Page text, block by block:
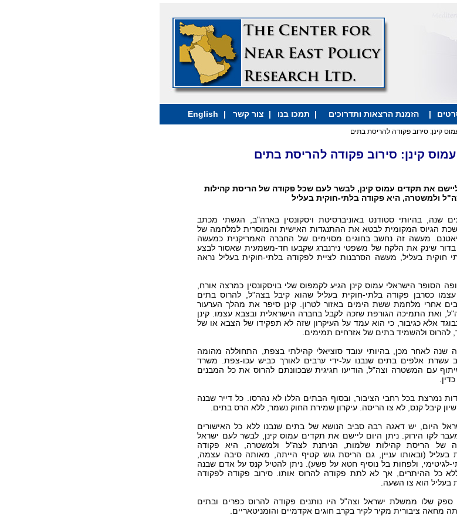
| הזמנת הרצאות ותדרוכים | תמכו בנו | צור קשר |
English
קינן: סירוב פקודה להריסת בתים
קינן: סירוב פקודה להריסת בתים
ליישם את תקדים עמוס קינן, לבשר לעם שכל פקודה של הריסת קהילות
ולמשטרה, היא פקודה בלתי-חוקית בעליל
שנה, בהיותי סטודנט באוניברסיטת ויסקונסין בארה"ב, הגשתי מכתב
הגיוס המקומית לבטא את ההתנגדות האישית והמוסרית למלחמה של
מעשה זה נחשב בחוגים מסוימים של החברה האמריקנית כמעשה
בדור שינק את הלקח של משפטי נירנברג שקבעו חד-משמעית שאסור לבצע
חוקית בעליל, מעשה הסרבנות לציית לפקודה בלתי-חוקית בעליל נראה
הסופר הישראלי עמוס קינן הגיע לקמפוס שלי בויסקונסין כמרצה אורח,
כסרבן פקודה בלתי-חוקית בעליל שהוא קיבל בצה"ל, להרוס בתים
אחרי מלחמת ששת הימים באזור לטרון. קינן סיפר את מהלך הערעור
ואת התמיכה הגורפת שזכה לקבל בחברה הישראלית ובצבא עצמו. קינן
אלא כגיבור, כי הוא עמד על העיקרון שזה לא תפקידו של הצבא או של
להרוס ולהשמיד בתים של אזרחים תמימים.
שנה לאחר מכן, בהיותי עובד סוציאלי קהילתי בצפת, התחוללה מהומה
עשרת אלפים בתים שנבנו על-ידי ערבים לאורך כביש עכו-צפת. משרד
עם המשטרה וצה"ל, הודיעו חגיגית שבכוונתם להרוס את כל המבנים
נמרצת בכל רחבי הציבור, ובסוף הבתים הללו לא נהרסו. כל דייר שבנה
קיבל קנס, לא צו הריסה. עיקרון שמירת החוק נשמר, ללא הרס בתים.
היום, יש דאגה רבה סביב הנושא של בתים שנבנו ללא כל האישורים
לקו הירוק. ניתן היום ליישם את תקדים עמוס קינן, לבשר לעם ישראל
של הריסת קהילות שלמות, הניתנת לצה"ל ולמשטרה, היא פקודה
בעליל (ובאותו עניין, גם הריסת גוש קטיף הייתה, מאותה סיבה עצמה,
לגיטימי, ולפחות בל נוסיף חטא על פשע). ניתן להטיל קנס על אדם שבנה
כל ההיתרים, אך לא לתת פקודה להרוס אותו. סירוב פקודה לפקודה
בעליל הוא צו השעה.
ספק שלו ממשלת ישראל וצה"ל היו נותנים פקודה להרוס כפרים ובתים
מחאה ציבורית מקיר לקיר בקרב חוגים אקדמיים והומניטאריים.